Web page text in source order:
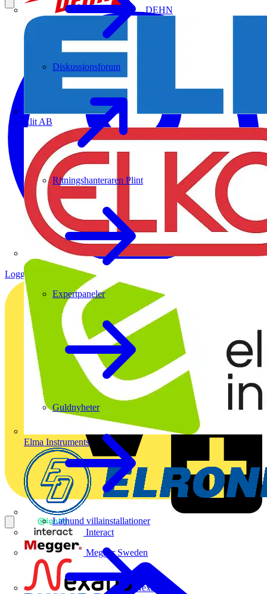
DEHN
Elit AB
Elma Instruments
Interact
Megger Sweden
Nexans
Diskussionsforum
Ritningshanteraren Plint
Expertpaneler
Guldnyheter
Lathund villainstallationer
Logga in Registrera dig